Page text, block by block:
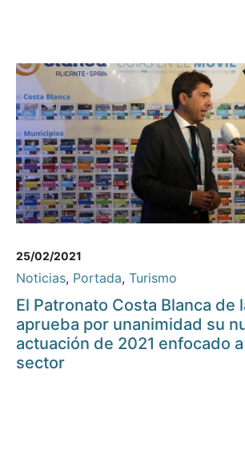
25/02/2021
Noticias, Portada, Turismo
El Patronato Costa Blanca de
aprueba por unanimidad su
actuación de 2021 enfocado
sector